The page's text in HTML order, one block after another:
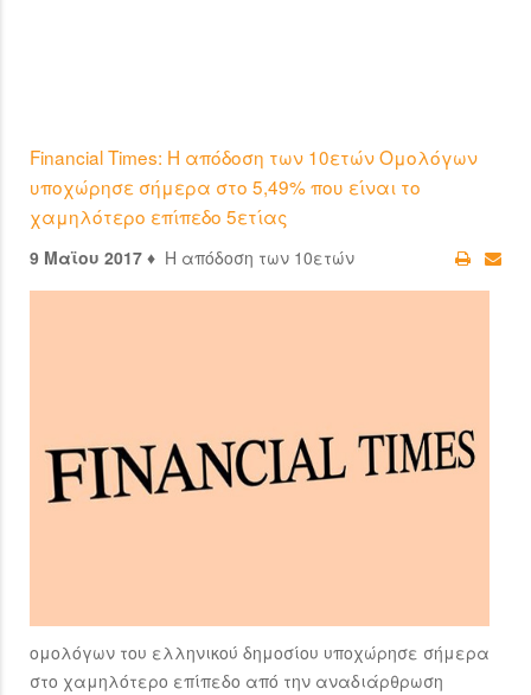
Financial Times: Η απόδοση των 10ετών Ομολόγων
υποχώρησε σήμερα στο 5,49% που είναι το
χαμηλότερο επίπεδο 5ετίας
9 Μαϊου 2017 ♦ Η απόδοση των 10ετών
ομολόγων του ελληνικού δημοσίου υποχώρησε σήμερα
στο χαμηλότερο επίπεδο από την αναδιάρθρωση